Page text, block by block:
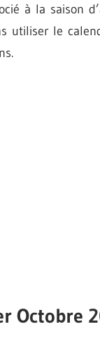
à la saison
utiliser le
Octobre